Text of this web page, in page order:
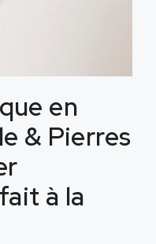
en
& Pierres
à la